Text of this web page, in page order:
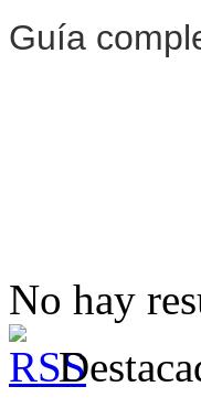
Guía
No hay